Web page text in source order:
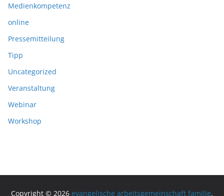
Medienkompetenz
online
Pressemitteilung
Tipp
Uncategorized
Veranstaltung
Webinar
Workshop
Copyright © 2026 evangelische arbeitsgemeinschaft familie.